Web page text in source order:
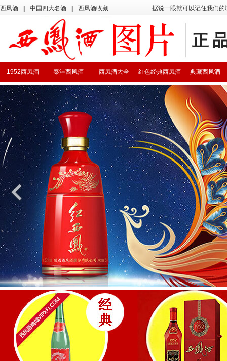
西凤酒 中国四大名酒 西凤酒收藏 据说一眼就可以记住我们
典藏西凤酒
红色经典西凤酒
西凤酒大全
秦沣西凤酒
1952西凤酒